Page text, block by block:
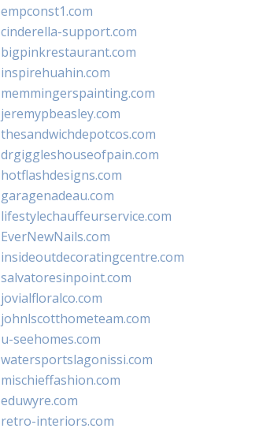
empconst1.com
cinderella-support.com
bigpinkrestaurant.com
inspirehuahin.com
memmingerspainting.com
jeremypbeasley.com
thesandwichdepotcos.com
drgiggleshouseofpain.com
hotflashdesigns.com
garagenadeau.com
lifestylechauffeurservice.com
EverNewNails.com
insideoutdecoratingcentre.com
salvatoresinpoint.com
jovialfloralco.com
johnlscotthometeam.com
u-seehomes.com
watersportslagonissi.com
mischieffashion.com
eduwyre.com
retro-interiors.com